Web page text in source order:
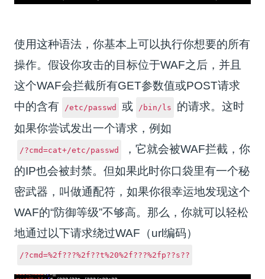
使用这种语法，你基本上可以执行你想要的所有
操作。假设你攻击的目标位于WAF之后，并且
这个WAF会拦截所有GET参数值或POST请求
中的含有
/etc/passwd 或 /bin/ls
的请求。这时
如果你尝试发出一个请求，例如
/?cmd=cat+/etc/passwd
，它就会被WAF拦截，你
的IP也会被封禁。但如果此时你口袋里有一个秘
密武器，叫做通配符，如果你很幸运地发现这个
WAF的“防御等级”不够高。那么，你就可以轻松
地通过以下请求绕过WAF（url编码）
/?cmd=%2f???%2f??t%20%2f???%2fp??s??